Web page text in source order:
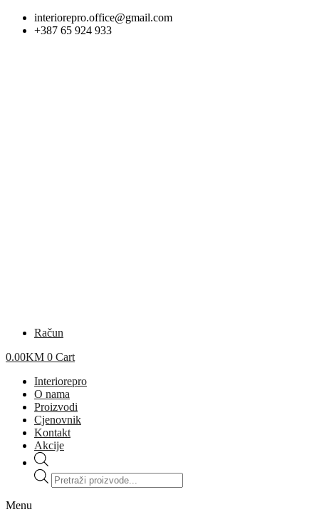
Skip
interiorepro.office@gmail.com
+387 65 924 933
Račun
0.00KM 0 Cart
Interiorepro
O nama
Proizvodi
Cjenovnik
Kontakt
Akcije
Products
search
Menu